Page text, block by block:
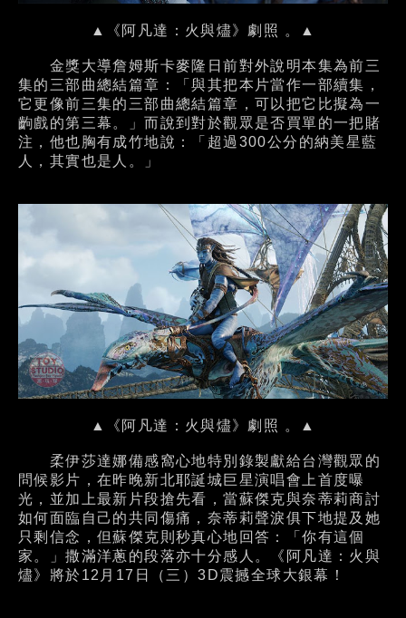
▲《阿凡達：火與燼》劇照 。▲
金獎大導詹姆斯卡麥隆日前對外說明本集為前三
集的三部曲總結篇章：「與其把本片當作一部續集，
它更像前三集的三部曲總結篇章，可以把它比擬為一
齣戲的第三幕。」而說到對於觀眾是否買單的一把賭
注，他也胸有成竹地說：「超過300公分的納美星藍
人，其實也是人。」
▲《阿凡達：火與燼》劇照 。▲
柔伊莎達娜備感窩心地特別錄製獻給台灣觀眾的
問候影片，在昨晚新北耶誕城巨星演唱會上首度曝
光，並加上最新片段搶先看，當蘇傑克與奈蒂莉商討
如何面臨自己的共同傷痛，奈蒂莉聲淚俱下地提及她
只剩信念，但蘇傑克則秒真心地回答：「你有這個
家。」撒滿洋蔥的段落亦十分感人。《阿凡達：火與
燼》將於12月17日（三）3D震撼全球大銀幕！